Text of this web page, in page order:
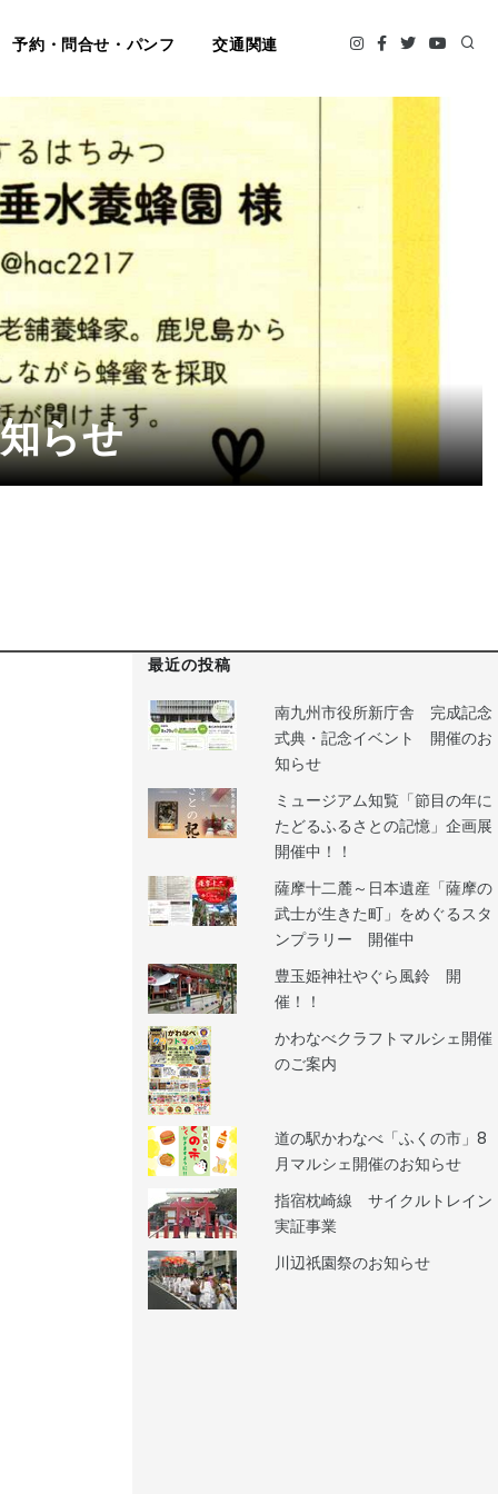
予約・問合せ・パンフ 交通関連
らせ
最近の投稿
南九州市役所新庁舎 完成記念
式典・記念イベント 開催のお
知らせ
ミュージアム知覧「節目の年に
たどるふるさとの記憶」企画展
開催中！！
薩摩十二麓～日本遺産「薩摩の
武士が生きた町」をめぐるスタ
ンプラリー 開催中
豊玉姫神社やぐら風鈴 開
催！！
かわなべクラフトマルシェ開催
のご案内
道の駅かわなべ「ふくの市」8
月マルシェ開催のお知らせ
指宿枕崎線 サイクルトレイン
実証事業
川辺祇園祭のお知らせ